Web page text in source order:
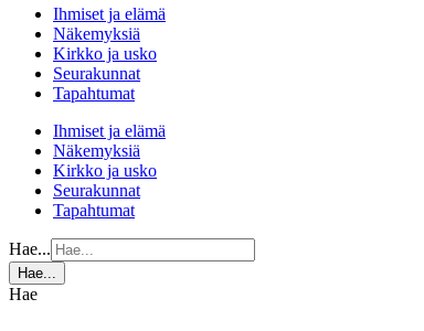
Ihmiset ja elämä
Näkemyksiä
Kirkko ja usko
Seurakunnat
Tapahtumat
Ihmiset ja elämä
Näkemyksiä
Kirkko ja usko
Seurakunnat
Tapahtumat
Hae...
Hae...
Hae